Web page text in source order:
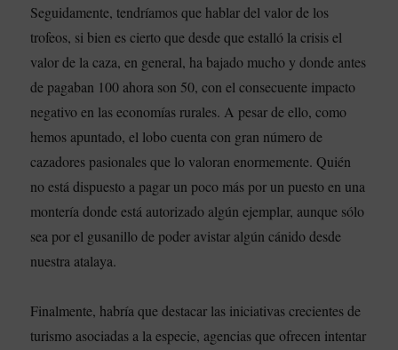
Seguidamente, tendríamos que hablar del valor de los
trofeos, si bien es cierto que desde que estalló la crisis el
valor de la caza, en general, ha bajado mucho y donde antes
de pagaban 100 ahora son 50, con el consecuente impacto
negativo en las economías rurales. A pesar de ello, como
hemos apuntado, el lobo cuenta con gran número de
cazadores pasionales que lo valoran enormemente. Quién
no está dispuesto a pagar un poco más por un puesto en una
montería donde está autorizado algún ejemplar, aunque sólo
sea por el gusanillo de poder avistar algún cánido desde
nuestra atalaya.
Finalmente, habría que destacar las iniciativas crecientes de
turismo asociadas a la especie, agencias que ofrecen intentar